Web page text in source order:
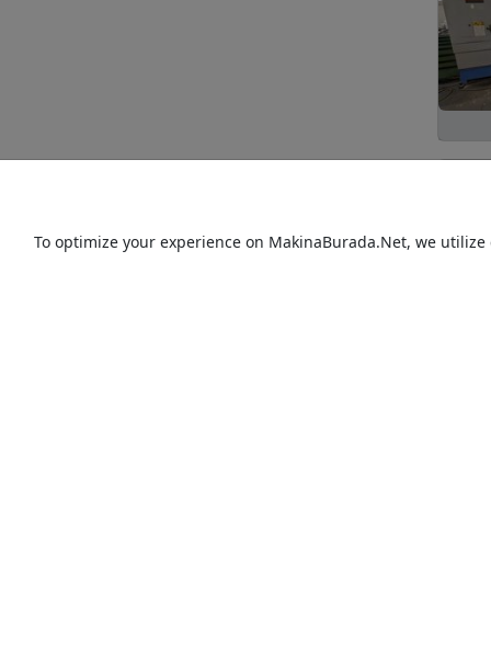
To optimize your experience on MakinaBurada.Net, we